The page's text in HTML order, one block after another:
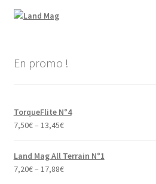
En promo !
TorqueFlite N°4
7,50€– 13,45€
Land Mag All Terrain N°1
7,20€– 17,88€